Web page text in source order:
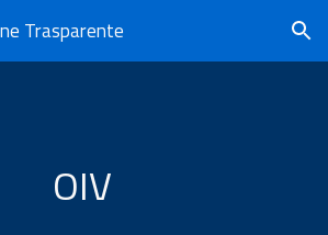
Skip to navigation
Trasparente
OIV